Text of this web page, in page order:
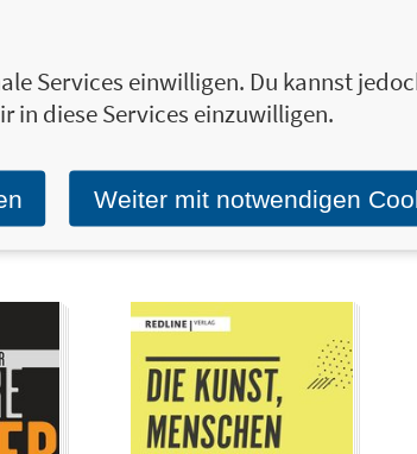
€ 12,00 €
Wladimir
Die ganze Wahrheit über Putin
Services einwilligen. Du kannst
in diese Services einzuwilligen.
Weiter mit notwendigen